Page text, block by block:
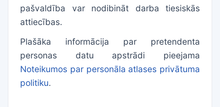
pašvaldība var nodibināt darba tiesiskās
attiecības.
Plašāka informācija par pretendenta
personas datu apstrādi pieejama
Noteikumos par personāla atlases privātuma
politiku.